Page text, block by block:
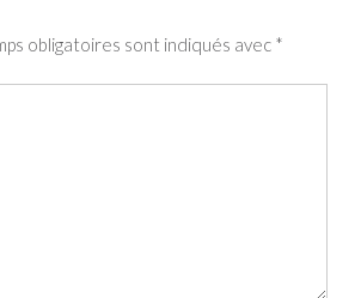
obligatoires sont indiqués avec *